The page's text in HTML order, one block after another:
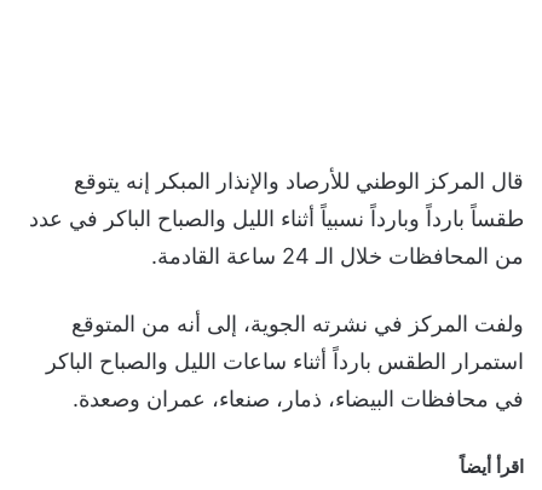
قال المركز الوطني للأرصاد والإنذار المبكر إنه يتوقع
طقساً بارداً وبارداً نسبياً أثناء الليل والصباح الباكر في عدد
من المحافظات خلال الـ 24 ساعة القادمة.
ولفت المركز في نشرته الجوية، إلى أنه من المتوقع
استمرار الطقس بارداً أثناء ساعات الليل والصباح الباكر
في محافظات البيضاء، ذمار، صنعاء، عمران وصعدة.
اقرأ أيضاً